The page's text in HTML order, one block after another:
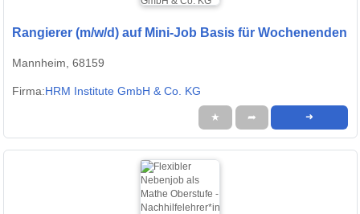
Rangierer (m/w/d) auf Mini-Job Basis für Wochenenden
Mannheim, 68159
Firma:HRM Institute GmbH & Co. KG
★ ➦ ➜